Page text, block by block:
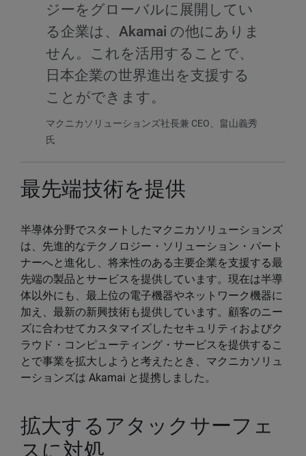
ジーをグローバルに展開してい
る企業は、Akamai の他にありま
せん。これを活用することで、
日本企業の世界進出を支援する
ことができます。
マクニカソリューションズ社長兼 CEO、畠山義秀
氏
最先端技術を提供
半導体分野でスタートしたマクニカソリューションズ
は、先進的なテクノロジー・ソリューション・パート
ナーへと進化し、将来性のある主要企業を支援する最
先端の製品とサービスを提供しています。現在は半導
体以外にも、最上位の電子機器やネットワーク機器に
加え、最新の新興技術も提供しています。顧客のニー
ズに合わせてカスタマイズしたセキュリティおよびク
ラウド・コンピューティング・サービスを提供するこ
とで事業を拡大しようと考えたとき、マクニカソリュ
ーションズは Akamai と提携しました。
拡大するアタックサーフェ
スに対処